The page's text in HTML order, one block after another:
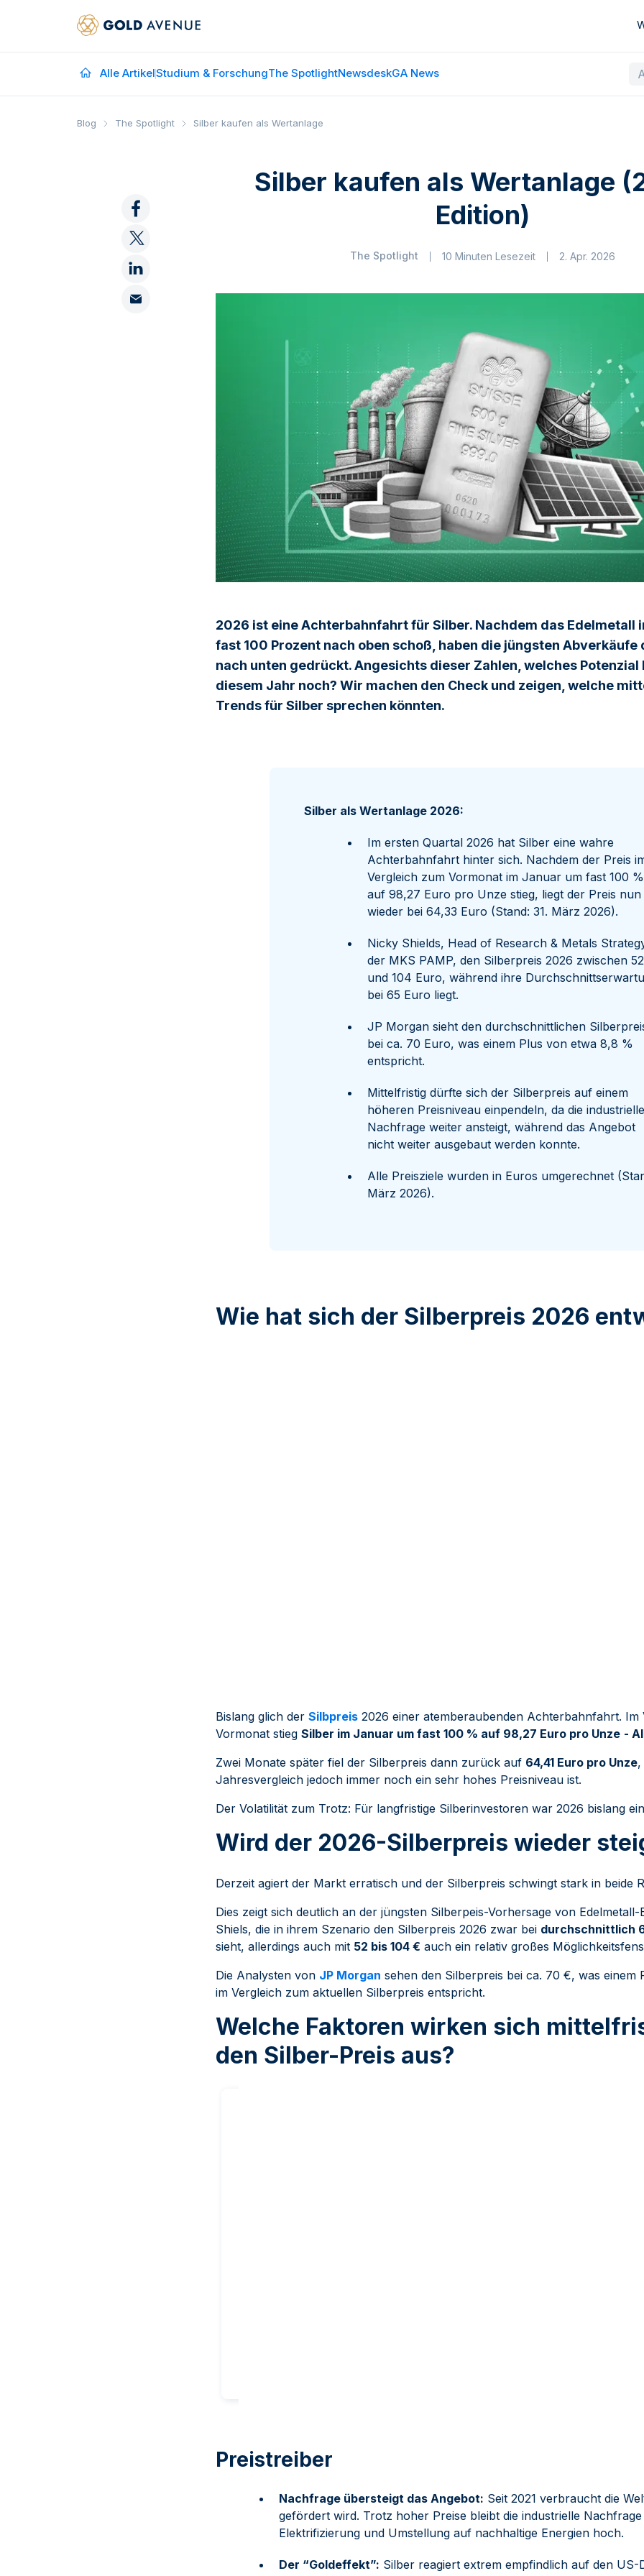
Alle ArtikelStudium & ForschungThe SpotlightNewsdeskGA News
Blog The Spotlight Silber kaufen als Wertanlage
Silber kaufen als Wertanlage
Edition)
The Spotlight 10 Minuten Lesezeit 2. Apr. 2026
2026 ist eine Achterbahnfahrt für Silber. Nachdem das Edelmetall
fast 100 Prozent nach oben schoß, haben die jüngsten Abverkäufe
nach unten gedrückt. Angesichts dieser Zahlen, welches Potenzial
diesem Jahr noch? Wir machen den Check und zeigen, welche
Trends für Silber sprechen könnten.
Silber als Wertanlage 2026:
Im ersten Quartal 2026 hat Silber eine wahre
Achterbahnfahrt hinter sich. Nachdem der Preis
Vergleich zum Vormonat im Januar um fast 100 %
auf 98,27 Euro pro Unze stieg, liegt der Preis nun
wieder bei 64,33 Euro (Stand: 31. März 2026).
Nicky Shields, Head of Research & Metals
der MKS PAMP, den Silberpreis 2026 zwischen 52
und 104 Euro, während ihre
bei 65 Euro liegt.
JP Morgan sieht den durchschnittlichen
bei ca. 70 Euro, was einem Plus von etwa 8,8 %
entspricht.
Mittelfristig dürfte sich der Silberpreis auf einem
höheren Preisniveau einpendeln, da die industrielle
Nachfrage weiter ansteigt, während das Angebot
nicht weiter ausgebaut werden konnte.
Alle Preisziele wurden in Euros umgerechnet
März 2026).
Wie hat sich der Silberpreis 2026
Bislang glich derSilbpreis 2026 einer atemberaubenden Achterbahnfahrt. Im
Vormonat stiegSilber im Januar um fast 100 % auf 98,27 Euro pro Unze -
Zwei Monate später fiel der Silberpreis dann zurück auf 64,41 Euro pro Unze,
Jahresvergleich jedoch immer noch ein sehr hohes Preisniveau ist.
Der Volatilität zum Trotz: Für langfristige Silberinvestoren war 2026 bislang
Wird der 2026-Silberpreis wieder
Derzeit agiert der Markt erratisch und der Silberpreis schwingt stark in beide
Dies zeigt sich deutlich an der jüngsten Silberpeis-Vorhersage von
Shiels, die in ihrem Szenario den Silberpreis 2026 zwar bei durchschnittlich
sieht, allerdings auch mit 52 bis 104 € auch ein relativ großes
Die Analysten von JP Morgan sehen den Silberpreis bei ca. 70 €, was einem
im Vergleich zum aktuellen Silberpreis entspricht.
Welche Faktoren wirken sich
den Silber-Preis aus?
Preistreiber
Nachfrage übersteigt das Angebot: Seit 2021 verbraucht die
gefördert wird. Trotz hoher Preise bleibt die industrielle
Elektrifizierung und Umstellung auf nachhaltige Energien hoch.
Der “Goldeffekt”: Silber reagiert extrem empfindlich auf den